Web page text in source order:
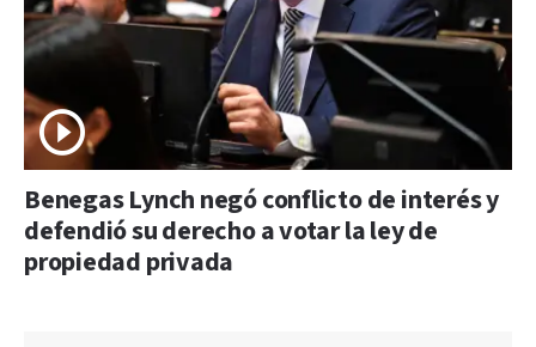
Benegas Lynch negó conflicto de interés y
defendió su derecho a votar la ley de
propiedad privada